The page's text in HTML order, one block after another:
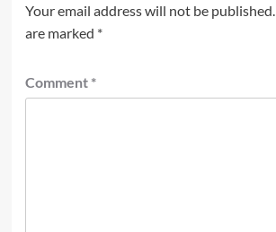
Your email address will not be published.
are marked *
Comment *